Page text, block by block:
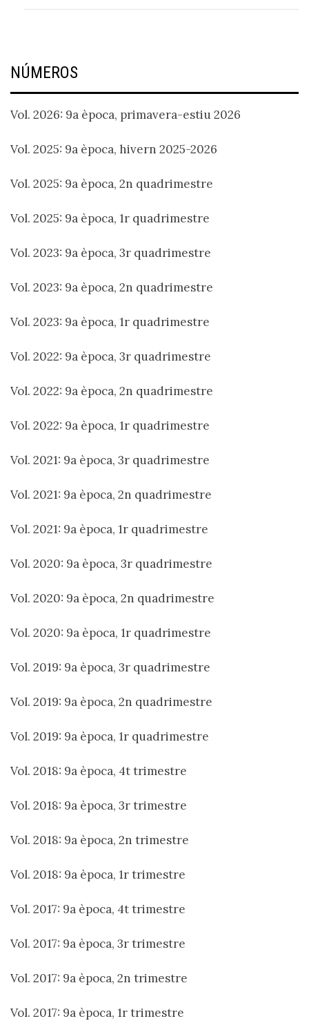
NÚMEROS
Vol. 2026: 9a època, primavera-estiu 2026
Vol. 2025: 9a època, hivern 2025-2026
Vol. 2025: 9a època, 2n quadrimestre
Vol. 2025: 9a època, 1r quadrimestre
Vol. 2023: 9a època, 3r quadrimestre
Vol. 2023: 9a època, 2n quadrimestre
Vol. 2023: 9a època, 1r quadrimestre
Vol. 2022: 9a època, 3r quadrimestre
Vol. 2022: 9a època, 2n quadrimestre
Vol. 2022: 9a època, 1r quadrimestre
Vol. 2021: 9a època, 3r quadrimestre
Vol. 2021: 9a època, 2n quadrimestre
Vol. 2021: 9a època, 1r quadrimestre
Vol. 2020: 9a època, 3r quadrimestre
Vol. 2020: 9a època, 2n quadrimestre
Vol. 2020: 9a època, 1r quadrimestre
Vol. 2019: 9a època, 3r quadrimestre
Vol. 2019: 9a època, 2n quadrimestre
Vol. 2019: 9a època, 1r quadrimestre
Vol. 2018: 9a època, 4t trimestre
Vol. 2018: 9a època, 3r trimestre
Vol. 2018: 9a època, 2n trimestre
Vol. 2018: 9a època, 1r trimestre
Vol. 2017: 9a època, 4t trimestre
Vol. 2017: 9a època, 3r trimestre
Vol. 2017: 9a època, 2n trimestre
Vol. 2017: 9a època, 1r trimestre